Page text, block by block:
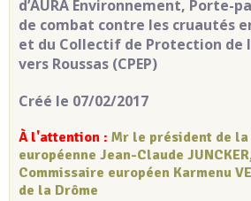
d’AURA Environnement, Porte-
de combat contre les cruautés
et du Collectif de Protection de
vers Roussas (CPEP)
Créé le 07/02/2017
À l'attention : Mr le président de la
européenne Jean-Claude
Commissaire européen Karmenu
de la Drôme